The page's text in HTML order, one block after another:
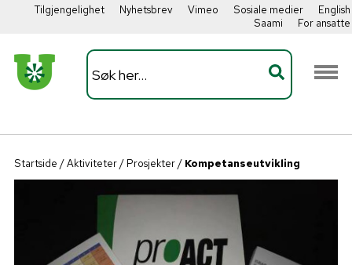
Tilgjengelighet Nyhetsbrev Vimeo Sosiale medier
English
Saami
For ansatte
Startside /Aktiviteter/ Prosjekter/ Kompetanseutvikling